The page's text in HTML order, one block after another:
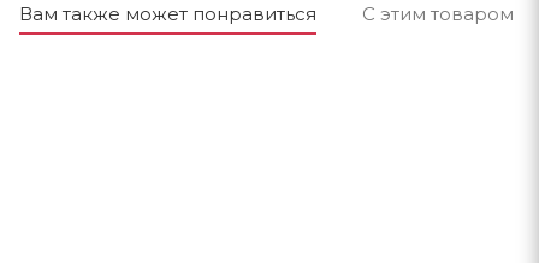
Вам также может понравиться С этим товаром